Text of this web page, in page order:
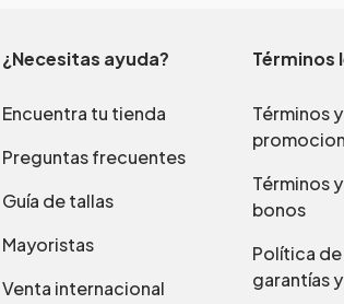
¿Necesitas ayuda?
Encuentra tu tienda
Preguntas frecuentes
Guía de tallas
Mayoristas
Venta internacional
Términos
Términos
Términos
bonos
Política
garantías